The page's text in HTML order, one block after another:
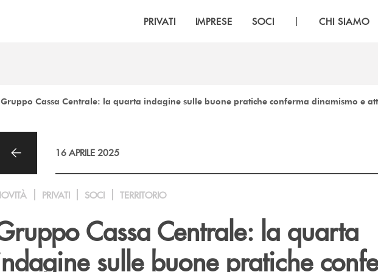
PRIVATI IMPRESE SOCI | CHI SIAMO
Gruppo Cassa Centrale: la quarta indagine sulle buone pratiche conferma dinamismo e
16 APRILE 2025
PRIVATI SOCI TERRITORIO
Cassa Centrale: la quarta
sulle buone pratiche